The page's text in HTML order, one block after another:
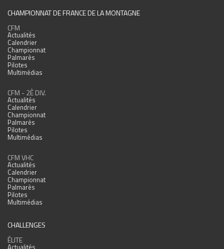
CHAMPIONNAT DE FRANCE DE LA MONTAGNE
CFM
Actualités
Calendrier
Championnat
Palmarès
Pilotes
Multimédias
CFM - 2È DIV.
Actualités
Calendrier
Championnat
Palmarès
Pilotes
Multimédias
CFM VHC
Actualités
Calendrier
Championnat
Palmarès
Pilotes
Multimédias
CHALLENGES
ÉLITE
Actualités